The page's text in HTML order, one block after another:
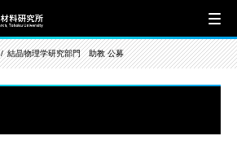
結晶物理学研究部門 助教 公募